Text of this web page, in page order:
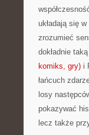
układają się
zrozumieć
dokładnie
komiks, gry) i
łańcuch
losy
pokazywać
lecz także